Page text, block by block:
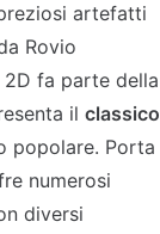
artefatti
Rovio
fa parte della
il classico
popolare. Porta
numerosi
diversi